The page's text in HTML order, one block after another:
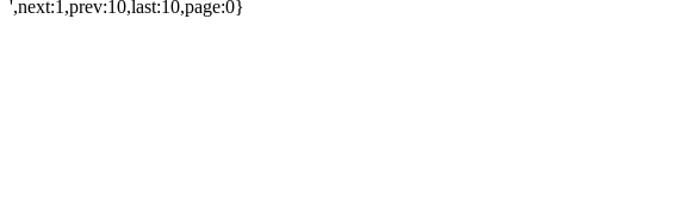
',next:1,prev:10,last:10,page:0}